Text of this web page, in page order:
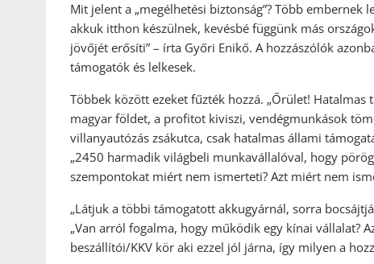
Mit jelent a „megélhetési biztonság”? Több
akkuk itthon készülnek, kevésbé függünk más
jövőjét erősíti” – írta Győri Enikő. A hozzászólók
támogatók és lelkesek.
Többek között ezeket fűzték hozzá. „Őrület!
magyar földet, a profitot kiviszi, vendégmunkások
villanyautózás zsákutca, csak hatalmas állami
„2450 harmadik világbeli munkavállalóval, hogy
szempontokat miért nem ismerteti? Azt miért nem
„Látjuk a többi támogatott akkugyárnál, sorra
„Van arról fogalma, hogy működik egy kínai vállalat?
beszállítói/KKV kör aki ezzel jól járna, így milyen a